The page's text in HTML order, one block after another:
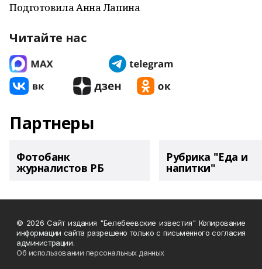
Подготовила Анна Лапина
Читайте нас
Партнеры
Фотобанк
журналистов РБ
Рубрика "Еда и
напитки"
© 2026 Сайт издания "Белебеевские известия" Копирование
информации сайта разрешено только с письменного согласия
администрации.
Об использовании персональных данных